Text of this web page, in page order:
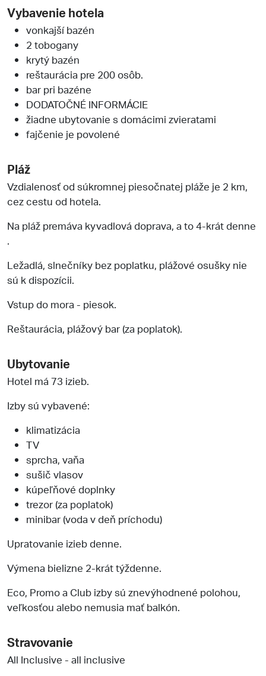
Vybavenie hotela
vonkajší bazén
2 tobogany
krytý bazén
reštaurácia pre 200 osôb.
bar pri bazéne
DODATOČNÉ INFORMÁCIE
žiadne ubytovanie s domácimi zvieratami
fajčenie je povolené
Pláž
Vzdialenosť od súkromnej piesočnatej pláže je 2 km,
cez cestu od hotela.
Na pláž premáva kyvadlová doprava, a to 4-krát denne
.
Ležadlá, slnečníky bez poplatku, plážové osušky nie
sú k dispozícii.
Vstup do mora - piesok.
Reštaurácia, plážový bar (za poplatok).
Ubytovanie
Hotel má 73 izieb.
Izby sú vybavené:
klimatizácia
TV
sprcha, vaňa
sušič vlasov
kúpeľňové doplnky
trezor (za poplatok)
minibar (voda v deň príchodu)
Upratovanie izieb denne.
Výmena bielizne 2-krát týždenne.
Eco, Promo a Club izby sú znevýhodnené polohou,
veľkosťou alebo nemusia mať balkón.
Stravovanie
All Inclusive - all inclusive